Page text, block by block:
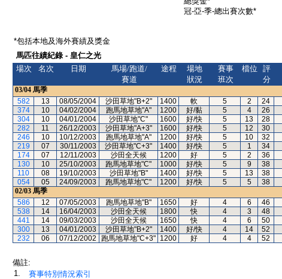
冠-亞-季-總出賽次數*
*包括本地及海外賽績及獎金
馬匹往績紀錄 - 皇仁之光
場次
名次 日期
馬場/跑道/
賽道
途程
場地
狀況
賽事
班次
檔位
評
分
03/04 馬季
582
13 08/05/2004 沙田草地"B+2" 1400 軟 5 2 24
374
10 04/02/2004 跑馬地草地"A" 1200 好/黏 5 4 26
304
10 04/01/2004 沙田草地"C" 1600 好/快 5 13 28
282
11 26/12/2003 沙田草地"A+3" 1600 好/快 5 12 30
246
10 10/12/2003 跑馬地草地"A" 1200 好/快 5 10 32
219
07 30/11/2003 沙田草地"C+3" 1400 好/快 5 1 34
174
07 12/11/2003 沙田全天候 1200 好 5 2 36
130
10 25/10/2003 跑馬地草地"C" 1000 好/快 5 9 38
110
08 19/10/2003 沙田草地"B" 1400 好/快 5 13 38
054
05 24/09/2003 跑馬地草地"C" 1200 好/快 5 5 38
02/03 馬季
586
12 07/05/2003 跑馬地草地"B" 1650 好 4 6 46
538
14 16/04/2003 沙田全天候 1800 快 4 3 48
441
14 09/03/2003 沙田全天候 1650 快 4 6 50
300
13 04/01/2003 沙田草地"B+2" 1400 好/快 4 14 52
232
06 07/12/2002 跑馬地草地"C+3" 1200 好 4 4 52
備註:
1.
賽事特別情況索引